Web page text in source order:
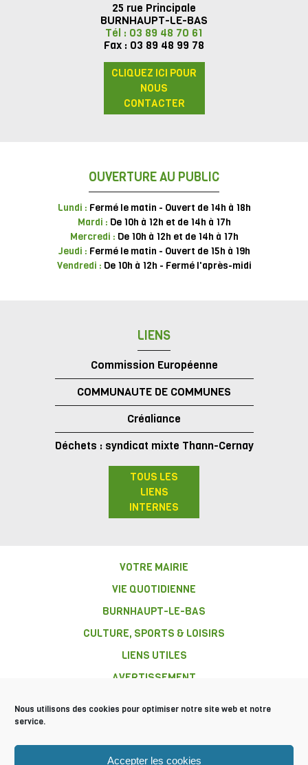
Nous utilisons des cookies pour optimiser notre site web et notre
service.
Accepter les cookies
25 rue Principale
BURNHAUPT-LE-BAS
Tél : 03 89 48 70 61
Fax : 03 89 48 99 78
CLIQUEZ ICI POUR
NOUS
CONTACTER
OUVERTURE AU PUBLIC
Lundi : Fermé le matin - Ouvert de 14h à 18h
Mardi : De 10h à 12h et de 14h à 17h
Mercredi : De 10h à 12h et de 14h à 17h
Jeudi : Fermé le matin - Ouvert de 15h à 19h
Vendredi : De 10h à 12h - Fermé l'après-midi
LIENS
Commission Européenne
COMMUNAUTE DE COMMUNES
Créaliance
Déchets : syndicat mixte Thann-Cernay
TOUS LES
LIENS
INTERNES
VOTRE MAIRIE
VIE QUOTIDIENNE
BURNHAUPT-LE-BAS
CULTURE, SPORTS & LOISIRS
LIENS UTILES
AVERTISSEMENT